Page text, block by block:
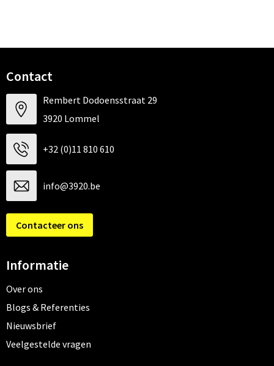
Contact
Rembert Dodoensstraat 29
3920 Lommel
+32 (0)11 810 610
info@3920.be
Contacteer ons
Informatie
Over ons
Blogs & Referenties
Nieuwsbrief
Veelgestelde vragen